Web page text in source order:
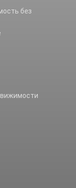
без